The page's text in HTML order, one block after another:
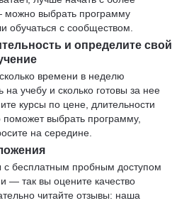
можно выбрать программу
обучаться с сообществом.
и определите свой
времени в неделю
на учебу и сколько готовы за нее
курсы по цене, длительности
выбрать программу,
на середине.
с бесплатным пробным доступом
— так вы оцените качество
читайте отзывы: наша